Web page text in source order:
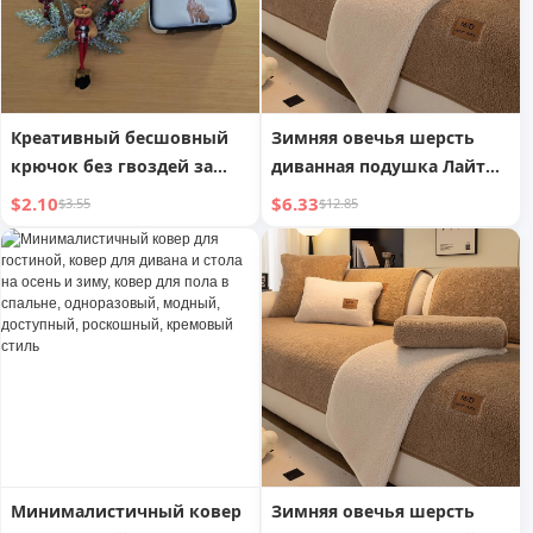
Креативный бесшовный
крючок без гвоздей за
дверью, вешалка для
одежды, плоский крючок,
утолщенный и
расширенный
$2.10$3.55
Зимняя овечья шерсть
диванная подушка Лайт
люкс Хай-энд
противоскользящая
сиденье подушка
однотонная чехол для
дивана ткань
дропшиппинг
$6.33$12.85
Минималистичный ковер
Зимняя овечья шерсть